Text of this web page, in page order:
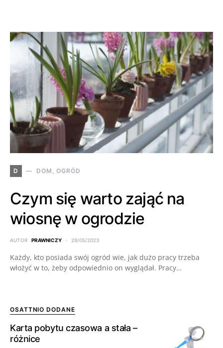
D DOM, OGRÓD
Czym się warto zająć na
wiosnę w ogrodzie
AUTOR PRAWNICZY 29/05/2023
Każdy, kto posiada swój ogród wie, jak dużo pracy trzeba
włożyć w to, żeby odpowiednio on wyglądał. Pracy…
OSATTNIO DODANE
Karta pobytu czasowa a stała –
różnice